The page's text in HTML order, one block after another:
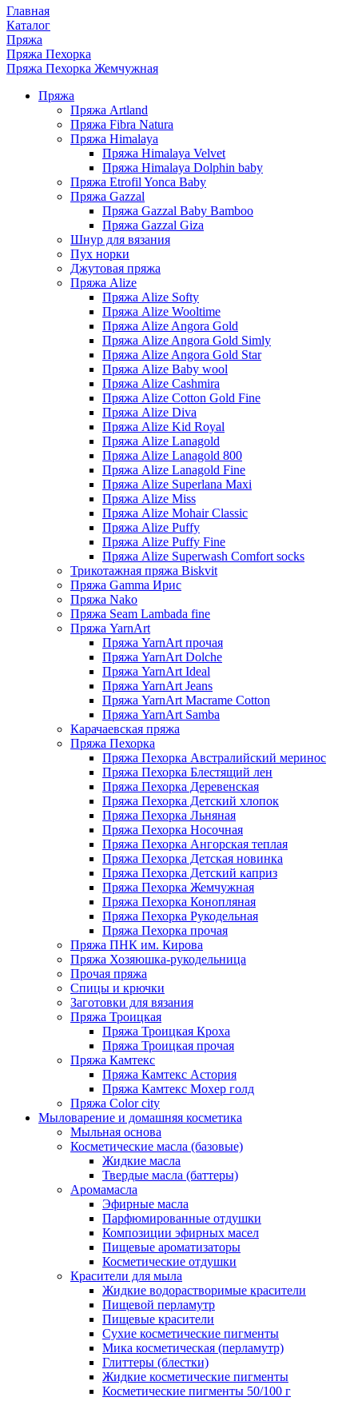
Главная
Каталог
Пряжа
Пряжа Пехорка
Пряжа Пехорка Жемчужная
Пряжа
Пряжа Artland
Пряжа Fibra Natura
Пряжа Himalaya
Пряжа Himalaya Velvet
Пряжа Himalaya Dolphin baby
Пряжа Etrofil Yonca Baby
Пряжа Gazzal
Пряжа Gazzal Baby Bamboo
Пряжа Gazzal Giza
Шнур для вязания
Пух норки
Джутовая пряжа
Пряжа Alize
Пряжа Alize Softy
Пряжа Alize Wooltime
Пряжа Alize Angora Gold
Пряжа Alize Angora Gold Simly
Пряжа Alize Angora Gold Star
Пряжа Alize Baby wool
Пряжа Alize Cashmira
Пряжа Alize Cotton Gold Fine
Пряжа Alize Diva
Пряжа Alize Kid Royal
Пряжа Alize Lanagold
Пряжа Alize Lanagold 800
Пряжа Alize Lanagold Fine
Пряжа Alize Superlana Maxi
Пряжа Alize Miss
Пряжа Alize Mohair Classic
Пряжа Alize Puffy
Пряжа Alize Puffy Fine
Пряжа Alize Superwash Comfort socks
Трикотажная пряжа Biskvit
Пряжа Gamma Ирис
Пряжа Nako
Пряжа Seam Lambada fine
Пряжа YarnArt
Пряжа YarnArt прочая
Пряжа YarnArt Dolche
Пряжа YarnArt Ideal
Пряжа YarnArt Jeans
Пряжа YarnArt Macrame Cotton
Пряжа YarnArt Samba
Карачаевская пряжа
Пряжа Пехорка
Пряжа Пехорка Австралийский меринос
Пряжа Пехорка Блестящий лен
Пряжа Пехорка Деревенская
Пряжа Пехорка Детский хлопок
Пряжа Пехорка Льняная
Пряжа Пехорка Носочная
Пряжа Пехорка Ангорская теплая
Пряжа Пехорка Детская новинка
Пряжа Пехорка Детский каприз
Пряжа Пехорка Жемчужная
Пряжа Пехорка Конопляная
Пряжа Пехорка Рукодельная
Пряжа Пехорка прочая
Пряжа ПНК им. Кирова
Пряжа Хозяюшка-рукодельница
Прочая пряжа
Спицы и крючки
Заготовки для вязания
Пряжа Троицкая
Пряжа Троицкая Кроха
Пряжа Троицкая прочая
Пряжа Камтекс
Пряжа Камтекс Астория
Пряжа Камтекс Мохер голд
Пряжа Color city
Мыловарение и домашняя косметика
Мыльная основа
Косметические масла (базовые)
Жидкие масла
Твердые масла (баттеры)
Аромамасла
Эфирные масла
Парфюмированные отдушки
Композиции эфирных масел
Пищевые ароматизаторы
Косметические отдушки
Красители для мыла
Жидкие водорастворимые красители
Пищевой перламутр
Пищевые красители
Сухие косметические пигменты
Мика косметическая (перламутр)
Глиттеры (блестки)
Жидкие косметические пигменты
Косметические пигменты 50/100 г